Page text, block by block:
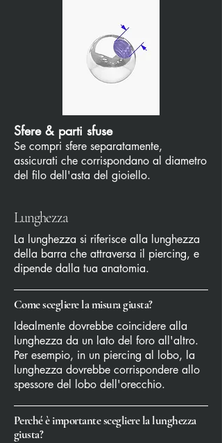
Sfere & parti sfuse
Se compri sfere separatamente,
assicurati che corrispondano al diametro
del filo dell'asta del gioiello.
Lunghezza
La lunghezza si riferisce alla lunghezza
della barra che attraversa il piercing, e
dipende dalla tua anatomia.
Come scegliere la misura giusta?
Idealmente dovrebbe coincidere alla
lunghezza da un lato del foro all'altro.
Per esempio, in un piercing al lobo, la
lunghezza dovrebbe corrispondere allo
spessore del lobo dell'orecchio.
Perché è importante scegliere la lunghezza
giusta?